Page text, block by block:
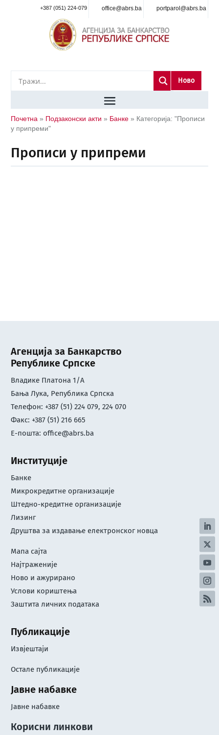
+387 (051) 224-079 office@abrs.ba portparol@abrs.ba
Ново
Почетна » Подзаконски акти » Банке » Категорија: "Прописи
у припреми"
Прописи у припреми
Агенција за Банкарство
Републике Српске
Владике Платона 1/А
Бања Лука, Република Српска
Телефон: +387 (51) 224 079, 224 070
Факс: +387 (51) 216 665
Е-пошта: office@abrs.ba
Институције
Банке
Микрокредитне организације
Штедно-кредитне организације
Лизинг
Друштва за издавање електронског новца
Мапа сајта
Најтраженије
Ново и ажурирано
Услови кориштењa
Заштита личних података
Публикације
Извјештаји
Остале публикације
Јавне набавке
Јавне набавке
Корисни линкови